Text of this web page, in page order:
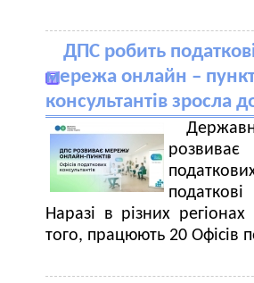
ДПС робить
мережа онлайн –
консультантів зросла
Наразі в різних
того, працюють 20 Офісів